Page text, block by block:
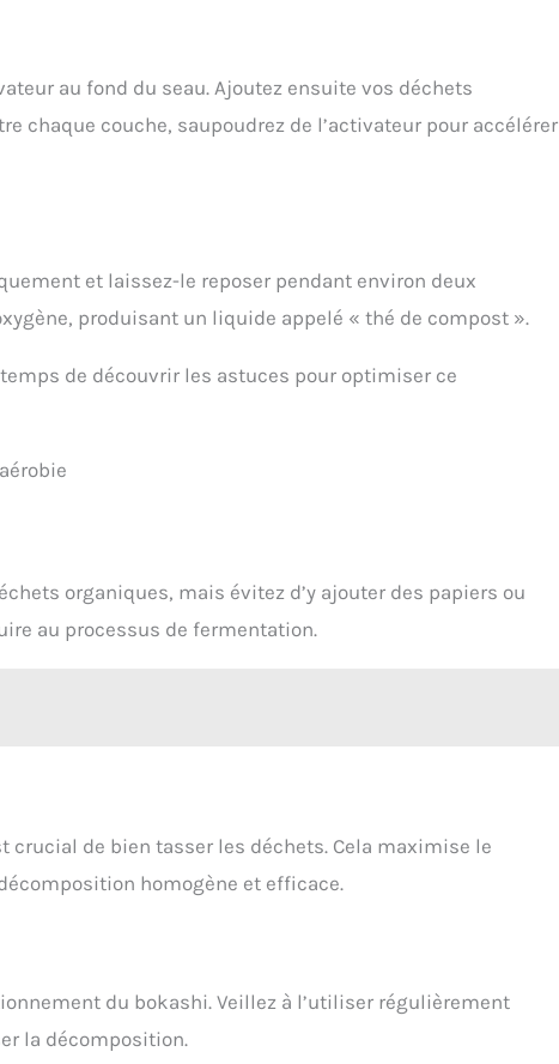
au fond du seau. Ajoutez ensuite vos déchets
chaque couche, saupoudrez de l’activateur pour accélérer
et laissez-le reposer pendant environ deux
produisant un liquide appelé « thé de compost ».
de découvrir les astuces pour optimiser ce
organiques, mais évitez d’y ajouter des papiers ou
au processus de fermentation.
crucial de bien tasser les déchets. Cela maximise le
homogène et efficace.
du bokashi. Veillez à l’utiliser régulièrement
la décomposition.